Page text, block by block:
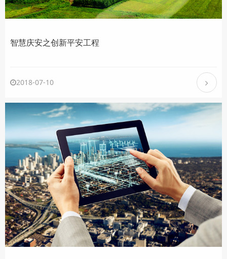
智慧庆安之创新平安工程
2018-07-10